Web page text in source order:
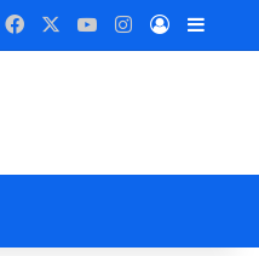
FacebookYouTubeInstagram
Log In